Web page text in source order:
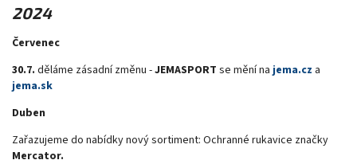
2024
Červenec
30.7. děláme zásadní změnu -JEMASPORT se mění najema.cz a
jema.sk
Duben
Zařazujeme do nabídky nový sortiment: Ochranné rukavice značky
Mercator.